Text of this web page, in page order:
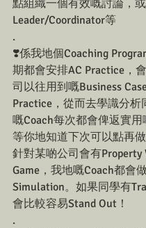
點組織一個有效嘅討論，
Leader/Coordinator等
.
❣️係我地個Coaching
期都會安排AC Practice，
司以往用到嘅Business
Practice，從而去學識分析
嘅Coach每次都會俾返實用
等你地知道下次可以點再
針對某啲公司會有Property
Game，我地嘅Coach都會做
Simulation。如果同學有
會比較容易Stand Out！
.